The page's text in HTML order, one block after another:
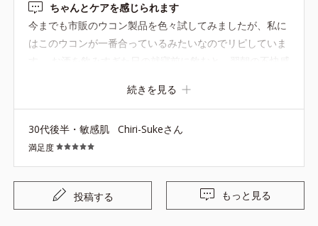
ちゃんとケアを感じられます
今までも市販のウコン製品を色々試してみましたが、私に
はこのウコンが一番合っているみたいなのでリピしていま
す。 お酒を飲みすぎた日の就寝前に飲むと、翌朝の不快感
りますが、重さを感じること無く起きられます。体感で言
うと『アルコールが残っていない』というより『二日酔い
が残っていない』という感じ。 お酒を飲む日に関わらず、
疲れているな〜という時も、１日１錠を数日飲み続けてま
す。 個別包装になっているので、持ち歩きにも便利でおす
すめです。
続きを見る
30代後半・敏感肌 Chiri-Sukeさん
満足度
投稿する もっと見る